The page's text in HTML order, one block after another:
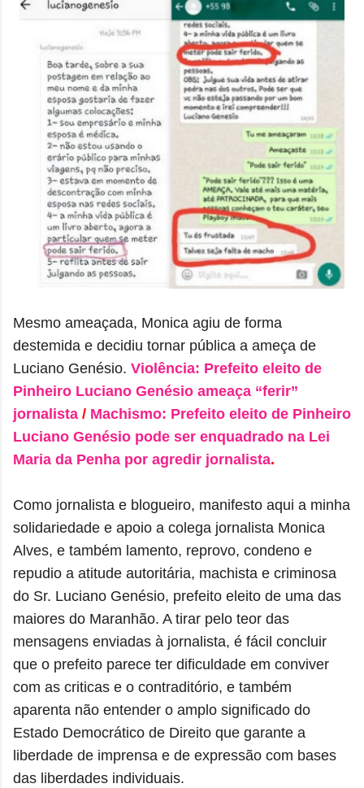
Mesmo ameaçada, Monica agiu de forma
destemida e decidiu tornar pública a ameça de
Luciano Genésio. Violência: Prefeito eleito de
Pinheiro Luciano Genésio ameaça “ferir”
jornalista / Machismo: Prefeito eleito de Pinheiro
Luciano Genésio pode ser enquadrado na Lei
Maria da Penha por agredir jornalista.
Como jornalista e blogueiro, manifesto aqui a minha
solidariedade e apoio a colega jornalista Monica
Alves, e também lamento, reprovo, condeno e
repudio a atitude autoritária, machista e criminosa
do Sr. Luciano Genésio, prefeito eleito de uma das
maiores do Maranhão. A tirar pelo teor das
mensagens enviadas à jornalista, é fácil concluir
que o prefeito parece ter dificuldade em conviver
com as criticas e o contraditório, e também
aparenta não entender o amplo significado do
Estado Democrático de Direito que garante a
liberdade de imprensa e de expressão com bases
das liberdades individuais.